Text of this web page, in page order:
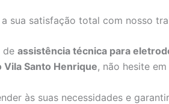
sua satisfação total com nosso
de assistência técnica para
Santo Henrique, não hesite
às suas necessidades e